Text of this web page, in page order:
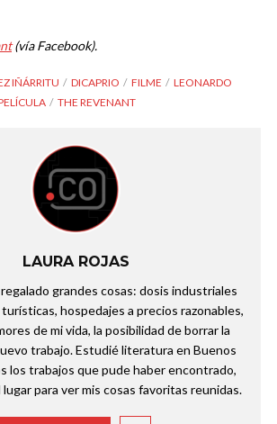
(vía Facebook).
IÑÁRRITU DICAPRIO FILME
LEONARDO
THE REVENANT
LAURA ROJAS
grandes cosas: dosis industriales
hospedajes a precios razonables,
de mi vida, la posibilidad de borrar la
trabajo. Estudié literatura en Buenos
los trabajos que pude haber encontrado,
lugar para ver mis cosas favoritas reunidas.